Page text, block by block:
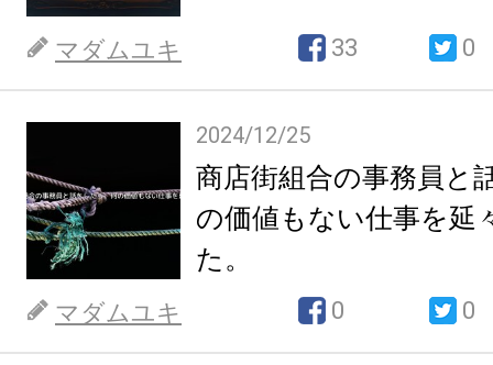
マダムユキ 33 0
2024/12/25
商店街組合の事務員と
の価値もない仕事を延
た。
マダムユキ 0 0